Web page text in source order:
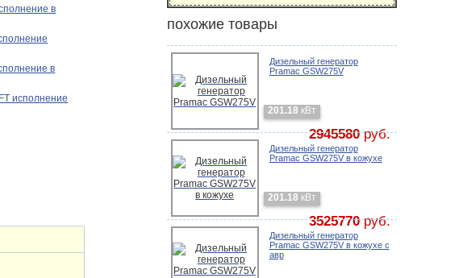
в
в
исполнение
похожие товары
Дизельный генератор
Pramac GSW275V
201.18 кВт
2945580руб.
Дизельный генератор
Pramac GSW275V в кожухе
201.18 кВт
3525770руб.
Дизельный генератор
Pramac GSW275V в кожухе с
авр